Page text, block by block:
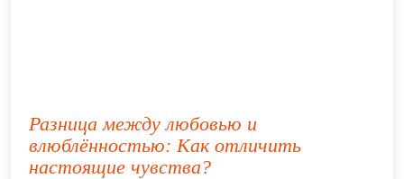
Разница между любовью и
влюблённостью: Как отличить
настоящие чувства?